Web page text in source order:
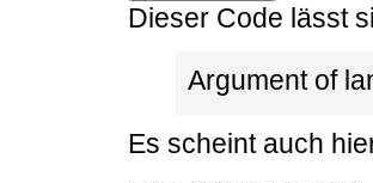
Dieser Code lässt
Argument of
Es scheint auch